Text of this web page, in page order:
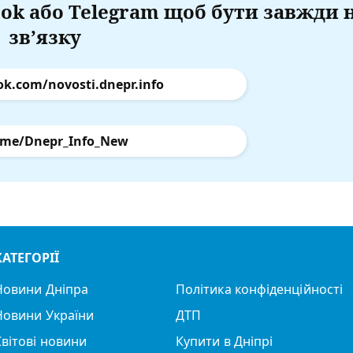
або Telegram щоб бути завжди
зв’язку
novosti.dnepr.info
Dnepr_Info_New
Дніпра
України
новини
Політика конфіденційності
ДТП
Купити в Дніпрі